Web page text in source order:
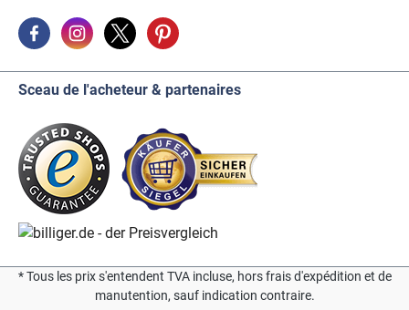
Sceau de l'acheteur & partenaires
* Tous les prix s'entendent TVA incluse, hors frais d'expédition et de
manutention, sauf indication contraire.